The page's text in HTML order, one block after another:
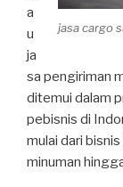
jasa cargo
a
u
ja
sa pengiriman
ditemui dalam
pebisnis di
mulai dari
minuman